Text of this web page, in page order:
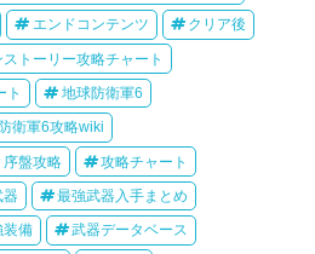
エンドコンテンツ クリア後
ストーリー攻略チャート
ト 地球防衛軍6
衛軍6攻略wiki
序盤攻略 攻略チャート
器 最強武器入手まとめ
装備 武器データベース